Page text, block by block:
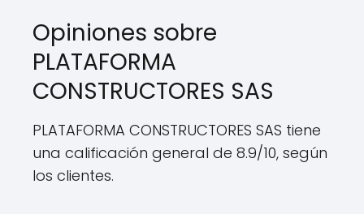
Opiniones sobre
PLATAFORMA
CONSTRUCTORES SAS
PLATAFORMA CONSTRUCTORES SAS tiene
una calificación general de 8.9/10, según
los clientes.